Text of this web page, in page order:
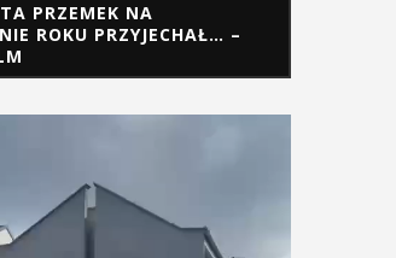
PRZEMEK NA
ROKU PRZYJECHAŁ… –